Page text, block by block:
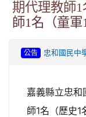
期代理教師
師1名（童軍
公告 忠和國民中
嘉義縣立忠
師1名（歷史1